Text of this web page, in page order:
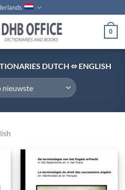
0
DUTCH ⬄ ENGLISH